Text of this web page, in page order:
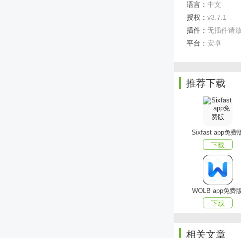
多宝学园家长
百科世界，
绘本读书，
语言： 中文
授权： v3.7.1
插件： 无插件请
平台： 安卓
推荐下载
Sixfast app免费
下载
WOLB app免费
下载
相关文章